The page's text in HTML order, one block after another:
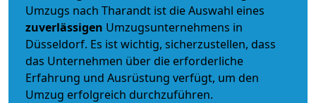
Umzugs nach Tharandt ist die Auswahl eines
zuverlässigen Umzugsunternehmens in
Düsseldorf. Es ist wichtig, sicherzustellen, dass
das Unternehmen über die erforderliche
Erfahrung und Ausrüstung verfügt, um den
Umzug erfolgreich durchzuführen.